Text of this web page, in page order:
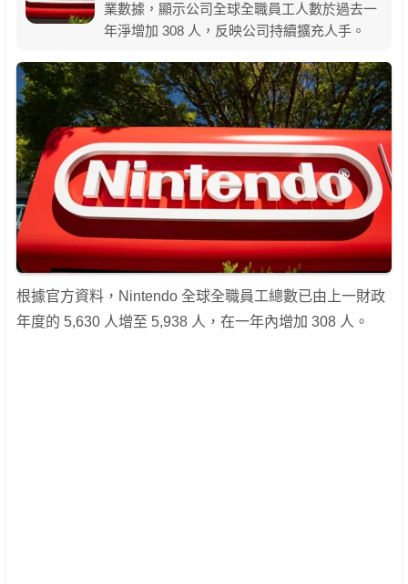
業數據，顯示公司全球全職員工人數於過去一
年淨增加 308 人，反映公司持續擴充人手。
根據官方資料，Nintendo 全球全職員工總數已由上一財政
年度的 5,630 人增至 5,938 人，在一年內增加 308 人。